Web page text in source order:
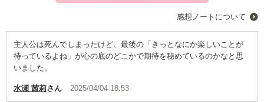
感想ノートについて
主人公は死んでしまったけど、最後の「きっとなにか楽しいことが
待っているよね」が心の底のどこかで期待を秘めているのかなと思
いました。
水瀬 茜莉さん 2025/04/04 18:53